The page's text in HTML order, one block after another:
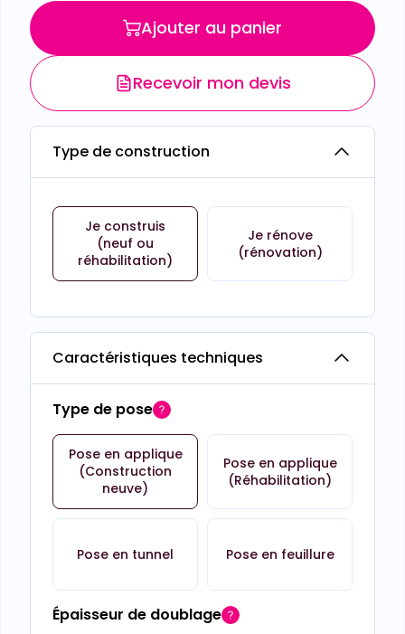
Ajouter au panier
Recevoir mon devis
Type de construction
Je construis
(neuf ou
réhabilitation)
Je rénove
(rénovation)
Caractéristiques techniques
Type de pose
Pose en applique
(Construction
neuve)
Pose en applique
(Réhabilitation)
Pose en tunnel Pose en feuillure
Épaisseur de doublage